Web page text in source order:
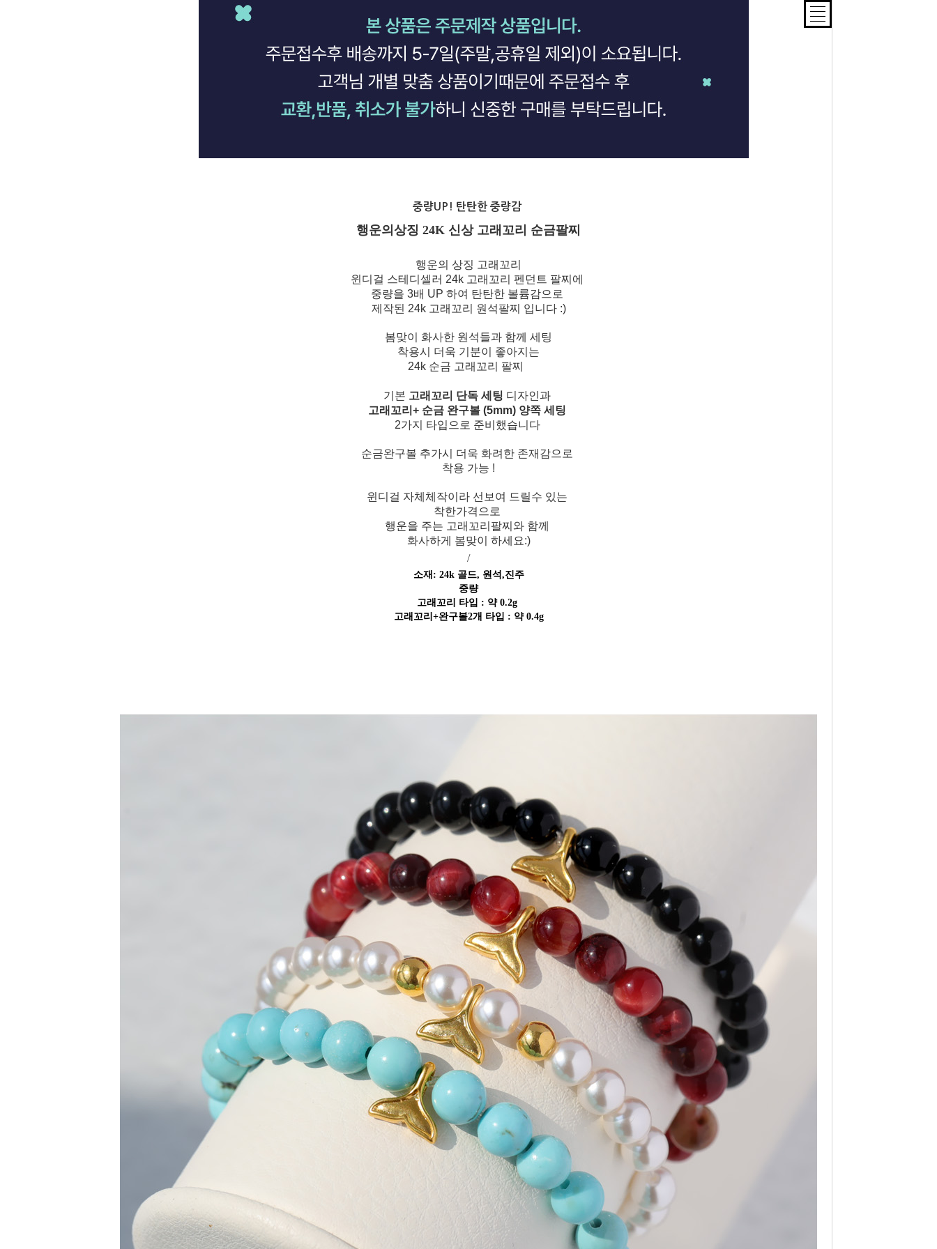
중량UP! 탄탄한 중량감
행운의상징 24K 신상 고래꼬리 순금팔찌
행운의 상징 고래꼬리
윈디걸 스테디셀러 24k 고래꼬리 펜던트 팔찌에
중량을 3배 UP 하여 탄탄한 볼륨감으로
제작된 24k 고래꼬리 원석팔찌 입니다 :)
봄맞이 화사한 원석들과 함께 세팅
착용시 더욱 기분이 좋아지는
24k 순금 고래꼬리 팔찌
기본 고래꼬리 단독 세팅 디자인과
고래꼬리+ 순금 완구볼 (5mm) 양쪽 세팅
2가지 타입으로 준비했습니다
순금완구볼 추가시 더욱 화려한 존재감으로
착용 가능 !
윈디걸 자체체작이라 선보여 드릴수 있는
착한가격으로
행운을 주는 고래꼬리팔찌와 함께
화사하게 봄맞이 하세요:)
/
소재: 24k 골드, 원석,진주
중량
고래꼬리 타입 : 약 0.2g
고래꼬리+완구볼2개 타입 : 약 0.4g